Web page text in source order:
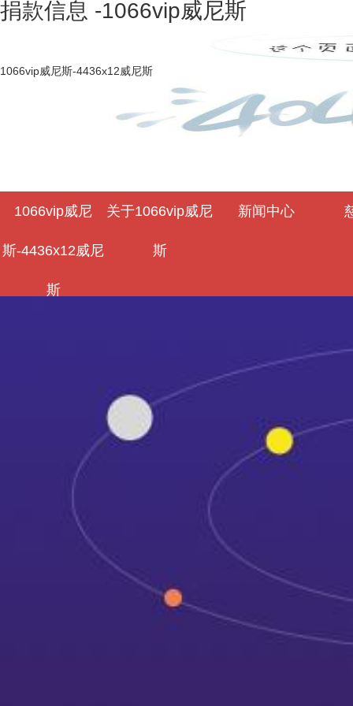
捐款信息 -1066vip威尼斯
1066vip威尼斯-4436x12威尼斯
1066vip威尼
斯-4436x12威尼
斯
关于1066vip威尼
斯
新闻中心